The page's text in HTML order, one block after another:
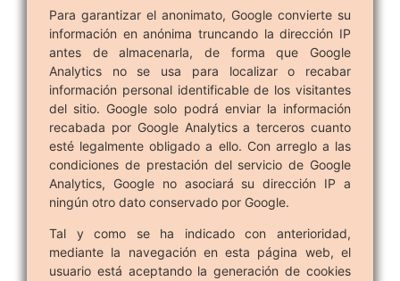
Para garantizar el anonimato, Google convierte su
información en anónima truncando la dirección IP
antes de almacenarla, de forma que Google
Analytics no se usa para localizar o recabar
información personal identificable de los visitantes
del sitio. Google solo podrá enviar la información
recabada por Google Analytics a terceros cuanto
esté legalmente obligado a ello. Con arreglo a las
condiciones de prestación del servicio de Google
Analytics, Google no asociará su dirección IP a
ningún otro dato conservado por Google.
Tal y como se ha indicado con anterioridad,
mediante la navegación en esta página web, el
usuario está aceptando la generación de cookies